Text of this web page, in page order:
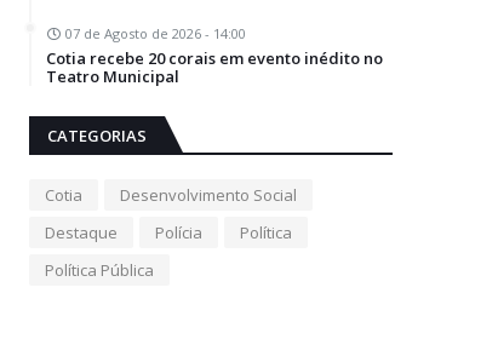
07 de Agosto de 2026 - 14:00
Cotia recebe 20 corais em evento inédito no
Teatro Municipal
CATEGORIAS
Cotia
Desenvolvimento Social
Destaque
Polícia
Política
Política Pública